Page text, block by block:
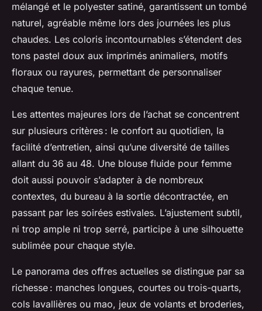
mélangé et le polyester satiné, garantissent un tombé
naturel, agréable même lors des journées les plus
chaudes. Les coloris incontournables s’étendent des
tons pastel doux aux imprimés animaliers, motifs
floraux ou rayures, permettant de personnaliser
chaque tenue.
Les attentes majeures lors de l’achat se concentrent
sur plusieurs critères : le confort au quotidien, la
facilité d’entretien, ainsi qu’une diversité de tailles
allant du 36 au 48. Une blouse fluide pour femme
doit aussi pouvoir s’adapter à de nombreux
contextes, du bureau à la sortie décontractée, en
passant par les soirées estivales. L’ajustement subtil,
ni trop ample ni trop serré, participe à une silhouette
sublimée pour chaque style.
Le panorama des offres actuelles se distingue par sa
richesse : manches longues, courtes ou trois-quarts,
cols lavallières ou mao, jeux de volants et broderies,